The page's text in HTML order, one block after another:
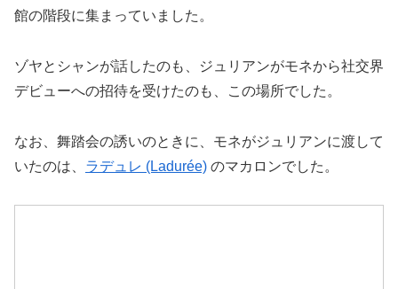
館の階段に集まっていました。
ゾヤとシャンが話したのも、ジュリアンがモネから社交界
デビューへの招待を受けたのも、この場所でした。
なお、舞踏会の誘いのときに、モネがジュリアンに渡して
いたのは、 ラデュレ (Ladurée) のマカロンでした。